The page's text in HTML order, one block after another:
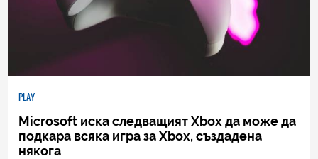
PLAY
Microsoft иска следващият Xbox да може да
подкара всяка игра за Xbox, създадена
някога